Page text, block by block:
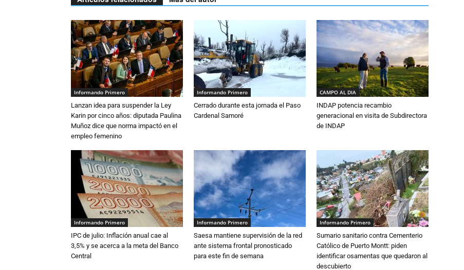
Informando Primero
Lanzan idea para suspender la Ley
Karin por cinco años: diputada Paulina
Muñoz dice que norma impactó en el
empleo femenino
Informando Primero
Cerrado durante esta jornada el Paso
Cardenal Samoré
CAMPO AL DIA
INDAP potencia recambio
generacional en visita de Subdirectora
de INDAP
Informando Primero
IPC de julio: Inflación anual cae al
3,5% y se acerca a la meta del Banco
Central
Informando Primero
Saesa mantiene supervisión de la red
ante sistema frontal pronosticado
para este fin de semana
Informando Primero
Sumario sanitario contra Cementerio
Católico de Puerto Montt: piden
identificar osamentas que quedaron al
descubierto